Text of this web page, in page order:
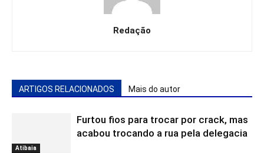
Redação
ARTIGOS RELACIONADOS Mais do autor
Atibaia
Furtou fios para trocar por crack, mas
acabou trocando a rua pela delegacia